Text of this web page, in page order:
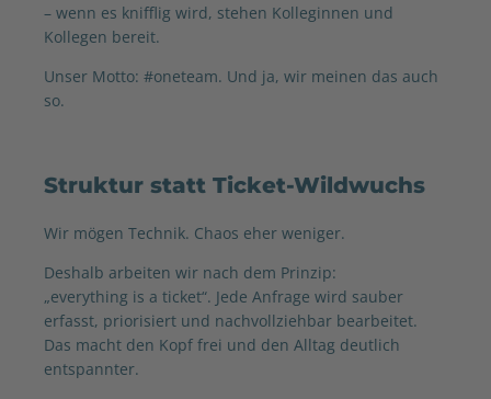
– wenn es knifflig wird, stehen Kolleginnen und
Kollegen bereit.
Unser Motto: #oneteam. Und ja, wir meinen das auch
so.
Struktur statt Ticket-Wildwuchs
Wir mögen Technik. Chaos eher weniger.
Deshalb arbeiten wir nach dem Prinzip:
„everything is a ticket“. Jede Anfrage wird sauber
erfasst, priorisiert und nachvollziehbar bearbeitet.
Das macht den Kopf frei und den Alltag deutlich
entspannter.